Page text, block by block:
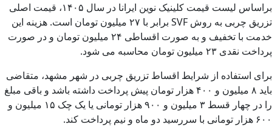
براساس لیست قیمت کلینیک نوین ایرانا در سال ۱۴۰۵، قیمت اصلی
تزریق چربی به روش SVF برابر با ۲۷ میلیون تومان است. هزینه این
خدمت با تخفیف و به صورت اقساطی ۲۴ میلیون تومان و در صورت
پرداخت نقدی ۲۳ میلیون تومان محاسبه می شود.
برای استفاده از شرایط اقساط تزریق چربی در شهر مشهد، متقاضی
باید ۸ میلیون و ۴۰۰ هزار تومان پیش پرداخت داشته باشد و باقی مبلغ
را در چهار قسط ۳ میلیون و ۹۰۰ هزار تومانی یا یک چک ۱۵ میلیون و
۶۰۰ هزار تومانی با سررسید دو ماه و نیم پرداخت کند.